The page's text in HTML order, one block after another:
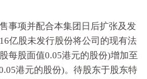
事项并配合本集团日后扩张及发
亿股未发行股份将公司的现有法
每股面值0.05港元的股份)增加至
港元的股份)。待股东于股东特